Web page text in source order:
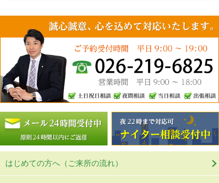
はじめての方へ（ご来所の流れ）